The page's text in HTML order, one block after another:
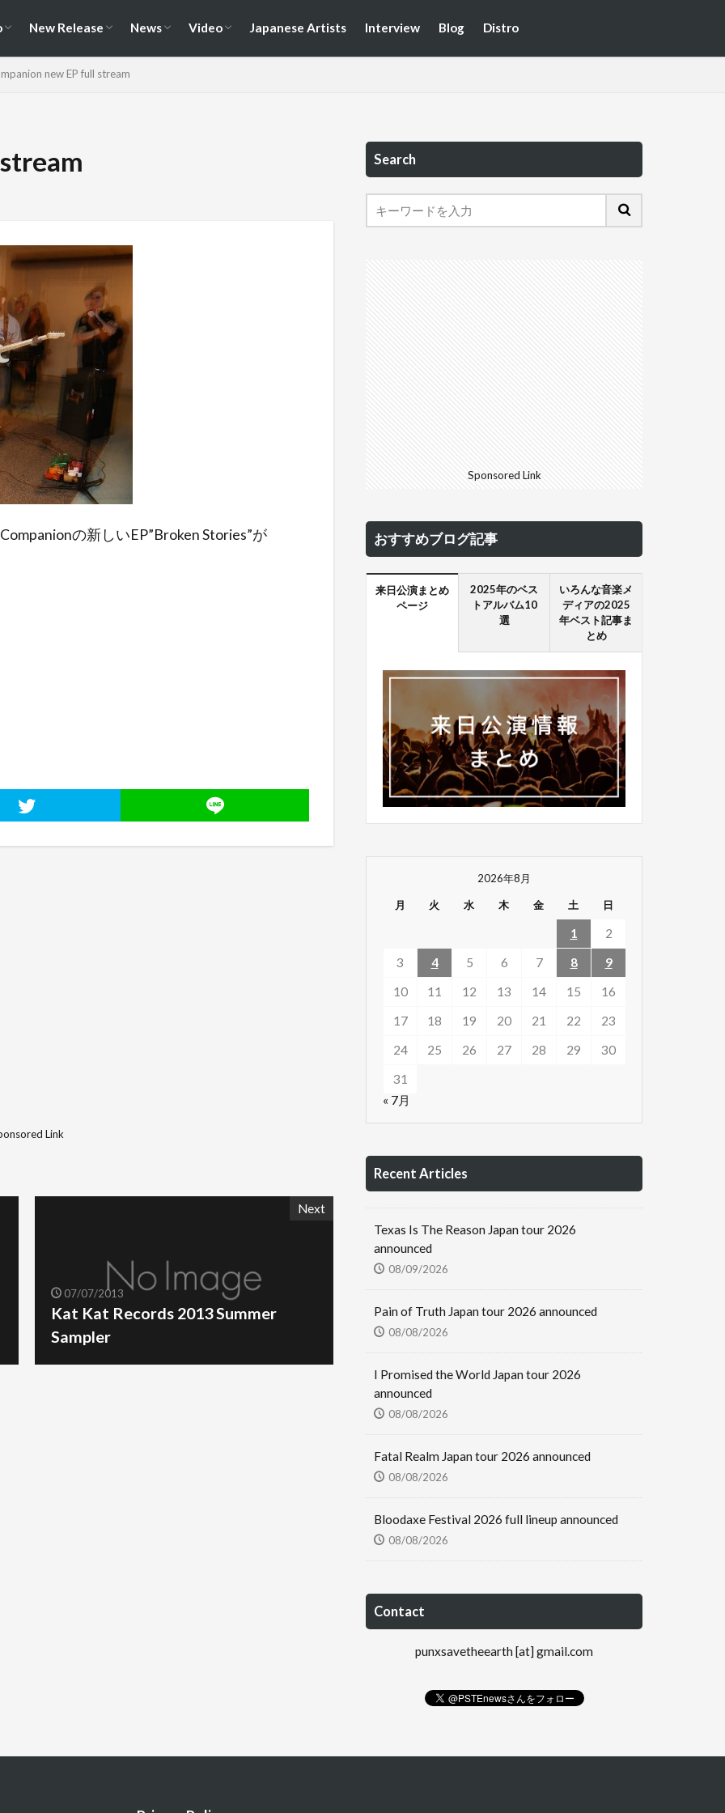
New Release News Video Japanese Artists Interview Blog Distro
new EP full stream
の新しいEP”Broken Stories”が
Link
Next
07/07/2013
Kat Kat Records 2013 Summer
Sampler
Search
Sponsored Link
おすすめブログ記事
来日公演まとめ
ページ
2025年のベス
トアルバム10
選
いろんな音楽メ
ディアの2025
年ベスト記事ま
とめ
2026年8月
月 火 水 木 金 土 日
1
2
3
4 5 6 7 8
9
10
11 12 13 14 15
16
17
18 19 20 21 22
23
24
25 26 27 28 29
30
31
« 7月
Recent Articles
Texas Is The Reason Japan tour 2026
announced
08/09/2026
Pain of Truth Japan tour 2026 announced
08/08/2026
I Promised the World Japan tour 2026
announced
08/08/2026
Fatal Realm Japan tour 2026 announced
08/08/2026
Bloodaxe Festival 2026 full lineup announced
08/08/2026
Contact
punxsavetheearth [at] gmail.com